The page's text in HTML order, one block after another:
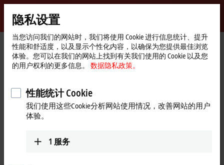
Beckhoff
-
自
动
化
技
术
Start
page
公司简介
最新资讯
结构紧凑、性价比高：AM1000 高性能伺服电机
Video
2025年11月27日
结构紧凑、性价比高：AM1000 高
隐私设置
当您访问我们的网站时，我们将使用 Cookie 进行信息统计、提升
性能和舒适度，以及显示个性化内容，以确保为您提供最佳浏览
体验。您可以在我们的网站上找到有关我们使用的 Cookie 以及您
的用户权利的更多信息。
数据隐私政策。
性能统计 Cookie
我们使用这些Cookie分析网站使用情况，改善网站的用户
体验。
1 服务